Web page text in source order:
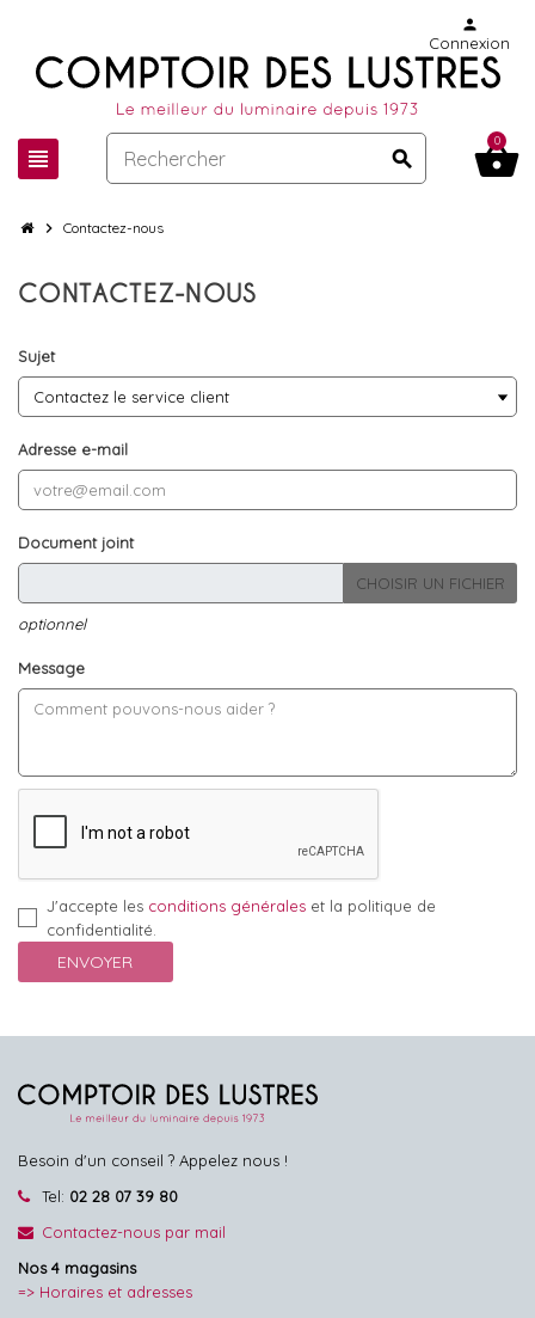
view_headline search
person
Connexion
shopping_basket
0
chevron_right Contactez-nous
CONTACTEZ-NOUS
Sujet
Adresse e-mail
Document joint
CHOISIR UN FICHIER
optionnel
Message
J'accepte les conditions générales et la politique de
confidentialité.
Besoin d'un conseil ? Appelez nous !
Tel: 02 28 07 39 80
Contactez-nous par mail
Nos 4 magasins
=> Horaires et adresses